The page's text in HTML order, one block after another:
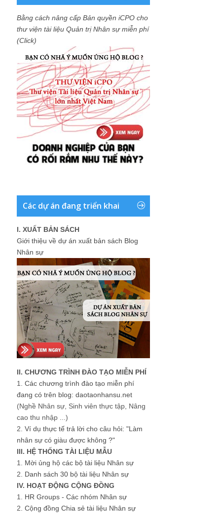
Bằng cách nâng cấp Bản quyền iCPO cho
thư viện tài liệu Quản trị Nhân sự miễn phí
(Click)
Các dự án đang triển khai
I. XUẤT BẢN SÁCH
Giới thiệu về dự án xuất bản sách Blog
Nhân sự
II. CHƯƠNG TRÌNH ĐÀO TẠO MIỄN PHÍ
1. Các chương trình đào tạo miễn phí
đang có trên blog: daotaonhansu.net
(Nghề Nhân sự, Sinh viên thực tập, Nâng
cao thu nhập ...)
2. Ví dụ thực tế trả lời cho câu hỏi: "Làm
nhân sự có giàu được không ?"
III. HỆ THỐNG TÀI LIỆU MẪU
1. Mời ủng hộ các bộ tài liệu Nhân sự
2. Danh sách 30 bộ tài liệu Nhân sự
IV. HOẠT ĐỘNG CỘNG ĐỒNG
1. HR Groups - Các nhóm Nhân sự
2. Cộng đồng Chia sẻ tài liệu Nhân sự